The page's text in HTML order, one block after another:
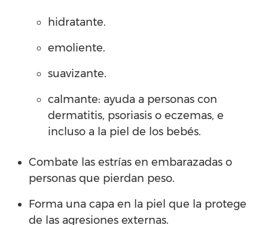
hidratante.
emoliente.
suavizante.
calmante: ayuda a personas con
dermatitis, psoriasis o eczemas, e
incluso a la piel de los bebés.
Combate las estrías en embarazadas o
personas que pierdan peso.
Forma una capa en la piel que la protege
de las agresiones externas.